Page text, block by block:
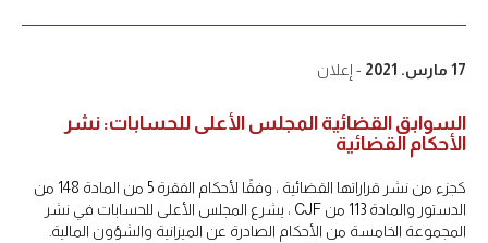
17 مارس. 2021 - إعلان
السوابق القضائية المجلس الأعلى للحسابات: نشر
الأحكام القضائية
كجزء من نشر قراراتها القضائية ، وفقًا لأحكام الفقرة 5 من المادة 148 من
الدستور والمادة 113 من CJF ، يشرع المجلس الأعلى للحسابات في نشر
المجموعة الخامسة من الأحكام الصادرة عن الميزانية والشؤون المالية.